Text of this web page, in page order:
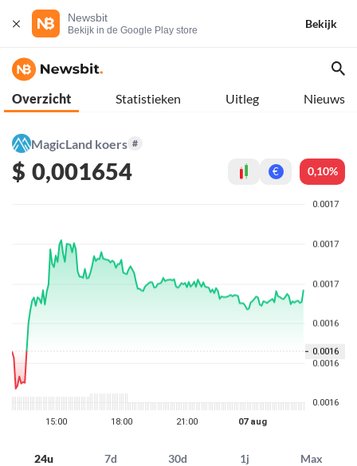
Newsbit
Bekijk in de Google Play store
Bekijk
Overzicht Statistieken Uitleg Nieuws
MagicLand koers #
$ 0,001654 € 0,10%
24u 7d 30d 1j Max